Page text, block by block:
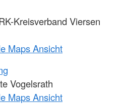
Kreisverband Viersen
Maps Ansicht
Vogelsrath
Maps Ansicht